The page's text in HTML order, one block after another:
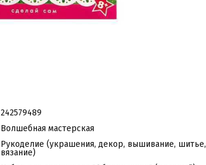
242579489
Волшебная мастерская
Рукоделие (украшения, декор, вышивание, шитье,
вязание)